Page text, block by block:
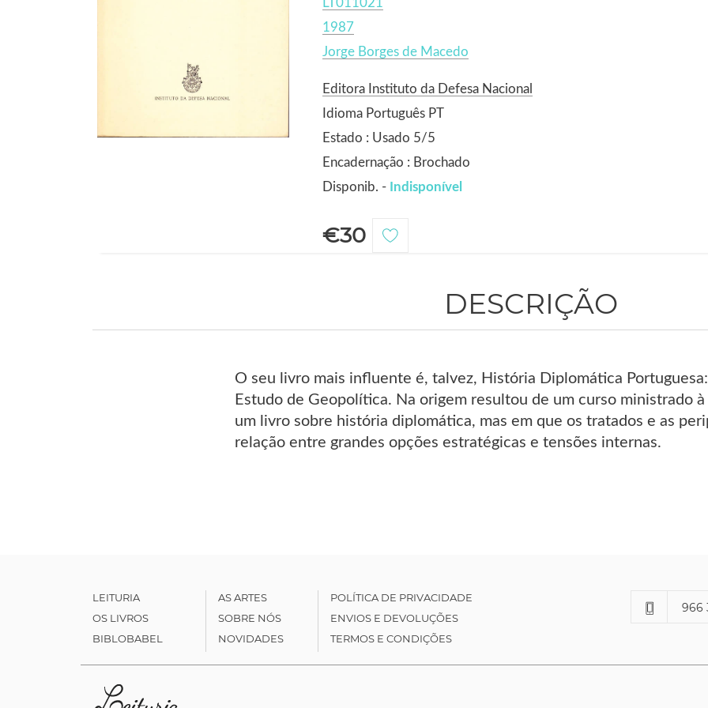
1987
Jorge Borges de Macedo
Editora Instituto da Defesa Nacional
Idioma Português PT
Estado : Usado 5/5
Encadernação : Brochado
Disponib. - Indisponível
€30
DESCRIÇÃO
O seu livro mais influente é, talvez, História Diplomática
Estudo de Geopolítica. Na origem resultou de um curso ministrado
um livro sobre história diplomática, mas em que os tratados e as
relação entre grandes opções estratégicas e tensões internas.
LEITURIA
OS LIVROS
BIBLOBABEL
AS ARTES
SOBRE NÓS
NOVIDADES
POLÍTICA DE PRIVACIDADE
ENVIOS E DEVOLUÇÕES
TERMOS E CONDIÇÕES
966